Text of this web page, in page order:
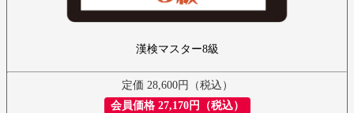
漢検マスター8級
定価 28,600円（税込）
会員価格 27,170円（税込）